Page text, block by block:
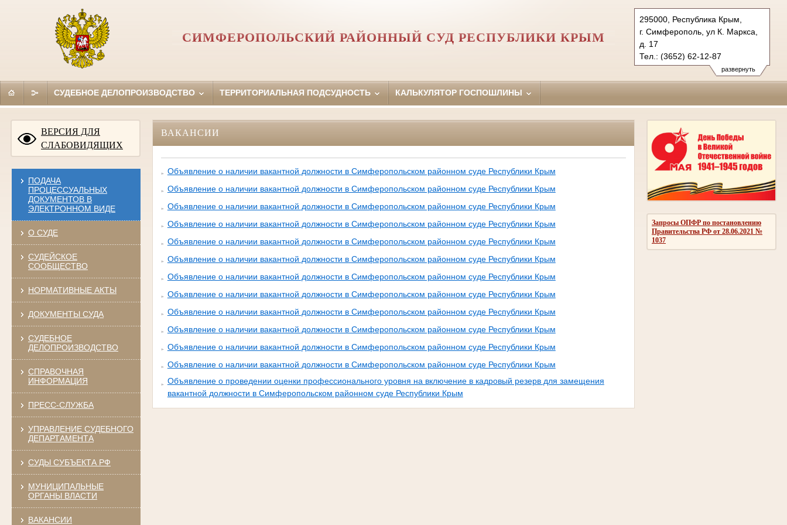
развернуть
295000, Республика Крым,
г. Симферополь, ул К. Маркса,
д. 17
Тел.: (3652) 62-12-87
simpheropolskiy.krm@sudrf.ru
СИМФЕРОПОЛЬСКИЙ РАЙОННЫЙ СУД РЕСПУБЛИКИ КРЫМ
СУДЕБНОЕ ДЕЛОПРОИЗВОДСТВО ТЕРРИТОРИАЛЬНАЯ ПОДСУДНОСТЬ КАЛЬКУЛЯТОР ГОСПОШЛИНЫ
ВЕРСИЯ ДЛЯ
СЛАБОВИДЯЩИХ
ПОДАЧА
ПРОЦЕССУАЛЬНЫХ
ДОКУМЕНТОВ В
ЭЛЕКТРОННОМ ВИДЕ
О СУДЕ
СУДЕЙСКОЕ
СООБЩЕСТВО
НОРМАТИВНЫЕ АКТЫ
ДОКУМЕНТЫ СУДА
СУДЕБНОЕ
ДЕЛОПРОИЗВОДСТВО
СПРАВОЧНАЯ
ИНФОРМАЦИЯ
ПРЕСС-СЛУЖБА
УПРАВЛЕНИЕ СУДЕБНОГО
ДЕПАРТАМЕНТА
СУДЫ СУБЪЕКТА РФ
МУНИЦИПАЛЬНЫЕ
ОРГАНЫ ВЛАСТИ
ВАКАНСИИ
Запросы ОПФР по постановлению
Правительства РФ от 28.06.2021 №
1037
ВАКАНСИИ
Объявление о наличии вакантной должности в Симферопольском районном суде Республики Крым
Объявление о наличии вакантной должности в Симферопольском районном суде Республики Крым
Объявление о наличии вакантной должности в Симферопольском районном суде Республики Крым
Объявление о наличии вакантной должности в Симферопольском районном суде Республики Крым
Объявление о наличии вакантной должности в Симферопольском районном суде Республики Крым
Объявление о наличии вакантной должности в Симферопольском районном суде Республики Крым
Объявление о наличии вакантной должности в Симферопольском районном суде Республики Крым
Объявление о наличии вакантной должности в Симферопольском районном суде Республики Крым
Объявление о наличии вакантной должности в Симферопольском районном суде Республики Крым
Объявление о наличии вакантной должности в Симферопольском районном суде Республики Крым
Объявление о наличии вакантной должности в Симферопольском районном суде Республики Крым
Объявление о наличии вакантной должности в Симферопольском районном суде Республики Крым
Объявление о проведении оценки профессионального уровня на включение в кадровый резерв для замещения
вакантной должности в Симферопольском районном суде Республики Крым